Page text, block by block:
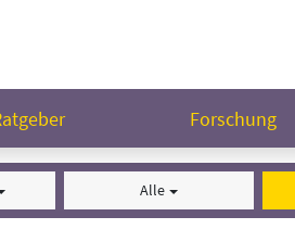
Forschung
Alle